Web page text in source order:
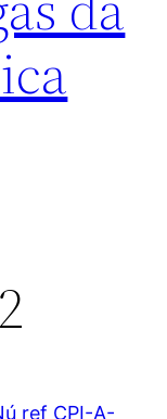
ref CPI-A-